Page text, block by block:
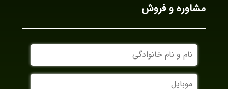
مشاوره و فروش
نام
و
نام
خانوادگی
موبایل